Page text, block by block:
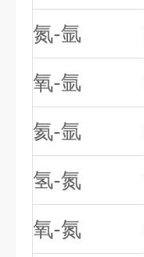
氮-氩
氧-氩
氦-氩
氢-氮
氧-氮